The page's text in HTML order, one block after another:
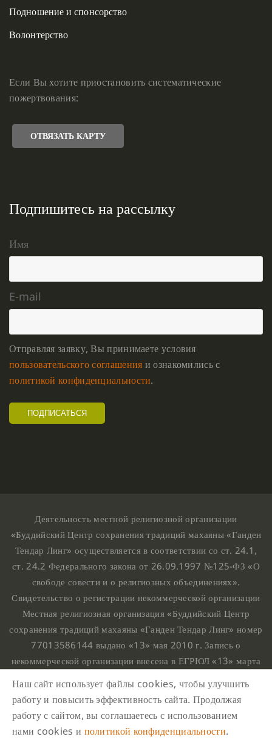
Подношение и спонсорство
Волонтерство
Если Вы хотите приостановить систематические
пожертвования:
ОТВЯЗАТЬ КАРТУ
Подпишитесь на рассылку
Имя
E-mail
Отправляя заявку, Вы принимаете условия
пользовательского соглашения и ознакомились с
политикой конфиденциальности.
Деятельность местной религиозной организации
«Буддийский Центр сохранения традиций махаяны «Ганден
Тендар Линг» осуществляется в соответствии со ст. 24.1,
ст. 24.2 Федерального закона от 26.09.1997 №125-ФЗ «О
свободе совести и о религиозных объединениях».
Свидетельство о регистрации некоммерческой организации
Местная религиозная организация «Буддийский Центр
сохранения традиций махаяны «Ганден Тендар Линг» номер
77013586144 выдано «13» мая 2010 г. Запись о
некоммерческой организации внесена в ЕГРЮЛ «13» марта
номером 1107799015708.
Ганден Тендар Линг © 2020 Все права защищены
Наш адрес : г. Москва, Нахимовский проспект, 32. Этаж
10, каб.1023,
Наш сайт использует файлы cookies, чтобы улучшить
работу и повысить эффективность сайта. Продолжая
работу с сайтом, вы соглашаетесь с использованием
нами cookies и политикой конфиденциальности.